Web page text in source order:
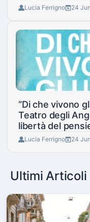
Lucia Ferrigno 24
“Di che vivono
Teatro degli
libertà del
Lucia Ferrigno 24
Ultimi Articoli